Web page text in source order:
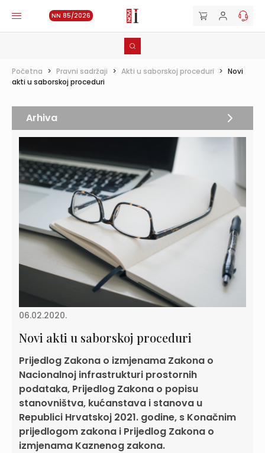
NN 85/2026
Početna > Pravni sadržaji > Akti u saborskoj proceduri > Novi
akti u saborskoj proceduri
06.02.2020.
Novi akti u saborskoj proceduri
Prijedlog Zakona o izmjenama Zakona o
Nacionalnoj infrastrukturi prostornih
podataka, Prijedlog Zakona o popisu
stanovništva, kućanstava i stanova u
Republici Hrvatskoj 2021. godine, s Konačnim
prijedlogom zakona i Prijedlog Zakona o
izmjenama Kaznenog zakona.
Arhiva